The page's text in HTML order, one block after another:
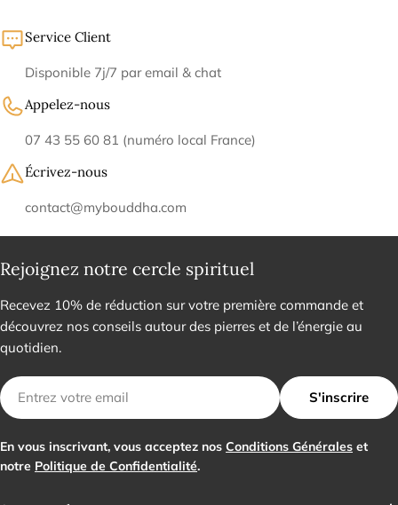
Service Client
Disponible 7j/7 par email & chat
Appelez-nous
07 43 55 60 81 (numéro local France)
Écrivez-nous
contact@mybouddha.com
Rejoignez notre cercle spirituel
Recevez 10% de réduction sur votre première commande et
découvrez nos conseils autour des pierres et de l’énergie au
quotidien.
E-
mail
S'inscrire
En vous inscrivant, vous acceptez nos Conditions Générales et
notre Politique de Confidentialité.